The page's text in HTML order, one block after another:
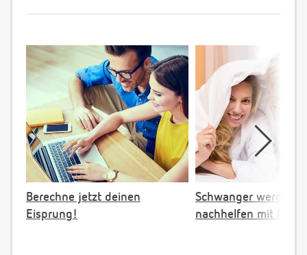
Berechne jetzt deinen
Eisprung!
Schwanger werden:
nachhelfen mit NFP